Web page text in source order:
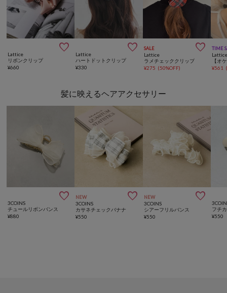

Lattice
リボンクリップ
¥660

Lattice
ハートドットクリップ
¥330
SALE 
Lattice
ラメチェッククリップ
¥275 (50%OFF)
TIME
¥561
髪に映えるヘアアクセサリー

3COINS
チュールリボンバンス
¥880
NEW 
3COINS
カサネチェックバナナ
¥550
NEW 
3COINS
シアーフリルバンス
¥550
フチ
¥550